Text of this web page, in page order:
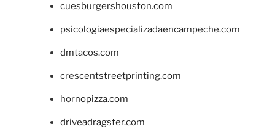
cuesburgershouston.com
psicologiaespecializadaencampeche.com
dmtacos.com
crescentstreetprinting.com
hornopizza.com
driveadragster.com